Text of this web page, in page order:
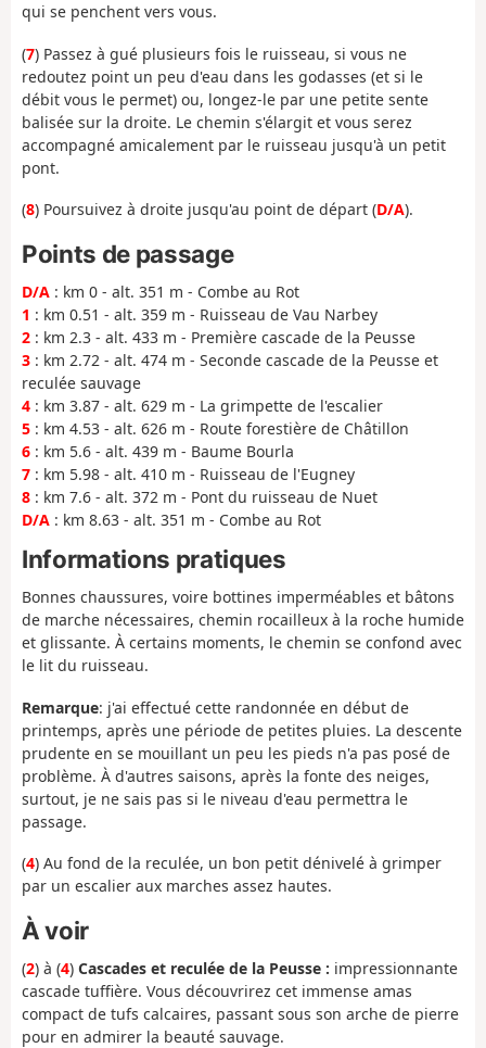
qui se penchent vers vous.
(7) Passez à gué plusieurs fois le ruisseau, si vous ne
redoutez point un peu d'eau dans les godasses (et si le
débit vous le permet) ou, longez-le par une petite sente
balisée sur la droite. Le chemin s'élargit et vous serez
accompagné amicalement par le ruisseau jusqu'à un petit
pont.
(8) Poursuivez à droite jusqu'au point de départ (D/A).
Points de passage
D/A : km 0 - alt. 351 m - Combe au Rot
1 : km 0.51 - alt. 359 m - Ruisseau de Vau Narbey
2 : km 2.3 - alt. 433 m - Première cascade de la Peusse
3 : km 2.72 - alt. 474 m - Seconde cascade de la Peusse et
reculée sauvage
4 : km 3.87 - alt. 629 m - La grimpette de l'escalier
5 : km 4.53 - alt. 626 m - Route forestière de Châtillon
6 : km 5.6 - alt. 439 m - Baume Bourla
7 : km 5.98 - alt. 410 m - Ruisseau de l'Eugney
8 : km 7.6 - alt. 372 m - Pont du ruisseau de Nuet
D/A : km 8.63 - alt. 351 m - Combe au Rot
Informations pratiques
Bonnes chaussures, voire bottines imperméables et bâtons
de marche nécessaires, chemin rocailleux à la roche humide
et glissante. À certains moments, le chemin se confond avec
le lit du ruisseau.
Remarque: j'ai effectué cette randonnée en début de
printemps, après une période de petites pluies. La descente
prudente en se mouillant un peu les pieds n'a pas posé de
problème. À d'autres saisons, après la fonte des neiges,
surtout, je ne sais pas si le niveau d'eau permettra le
passage.
(4) Au fond de la reculée, un bon petit dénivelé à grimper
par un escalier aux marches assez hautes.
À voir
(2) à (4) Cascades et reculée de la Peusse : impressionnante
cascade tuffière. Vous découvrirez cet immense amas
compact de tufs calcaires, passant sous son arche de pierre
pour en admirer la beauté sauvage.